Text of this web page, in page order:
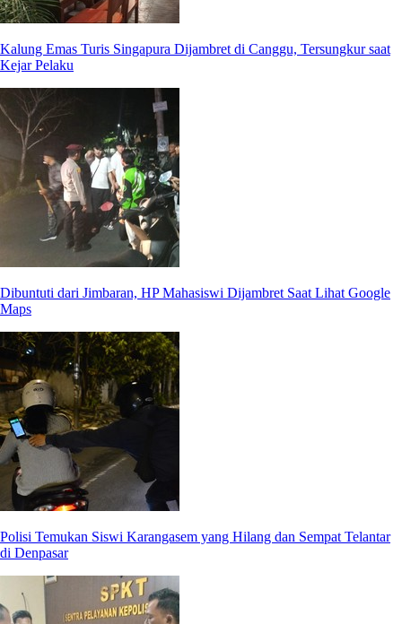
Kalung Emas Turis Singapura Dijambret di Canggu, Tersungkur saat
Kejar Pelaku
Dibuntuti dari Jimbaran, HP Mahasiswi Dijambret Saat Lihat Google
Maps
Polisi Temukan Siswi Karangasem yang Hilang dan Sempat Telantar
di Denpasar